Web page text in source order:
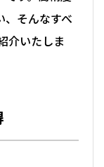
、そんなすべ
介いたしま